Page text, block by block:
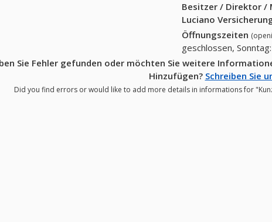
Besitzer / Direktor /
Luciano
Öffnungszeiten
geschlossen,
Sie Fehler gefunden oder möchten Sie weitere
Hinzufügen? Schreiben Sie
Did you find errors or would like to add more details in informations for